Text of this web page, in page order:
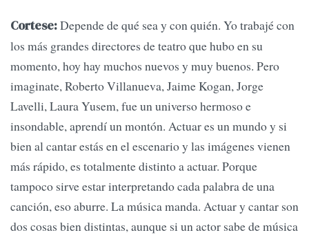
Cortese:Depende de qué sea y con quién. Yo trabajé con
los más grandes directores de teatro que hubo en su
momento, hoy hay muchos nuevos y muy buenos. Pero
imaginate, Roberto Villanueva, Jaime Kogan, Jorge
Lavelli, Laura Yusem, fue un universo hermoso e
insondable, aprendí un montón. Actuar es un mundo y si
bien al cantar estás en el escenario y las imágenes vienen
más rápido, es totalmente distinto a actuar. Porque
tampoco sirve estar interpretando cada palabra de una
canción, eso aburre. La música manda. Actuar y cantar son
dos cosas bien distintas, aunque si un actor sabe de música